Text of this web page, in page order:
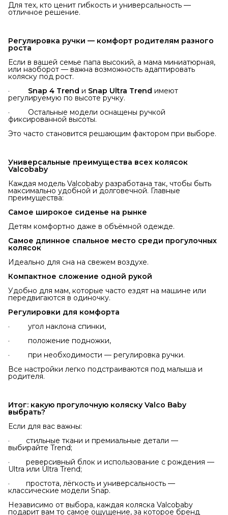
Для тех, кто ценит гибкость и универсальность —
отличное решение.
Регулировка ручки — комфорт родителям разного
роста
Если в вашей семье папа высокий, а мама миниатюрная,
или наоборот — важна возможность адаптировать
коляску под рост.
· Snap 4 Trend и Snap Ultra Trend имеют
регулируемую по высоте ручку.
· Остальные модели оснащены ручкой
фиксированной высоты.
Это часто становится решающим фактором при выборе.
Универсальные преимущества всех колясок
Valcobaby
Каждая модель Valcobaby разработана так, чтобы быть
максимально удобной и долговечной. Главные
преимущества:
Самое широкое сиденье на рынке
Детям комфортно даже в объёмной одежде.
Самое длинное спальное место среди прогулочных
колясок
Идеально для сна на свежем воздухе.
Компактное сложение одной рукой
Удобно для мам, которые часто ездят на машине или
передвигаются в одиночку.
Регулировки для комфорта
· угол наклона спинки,
· положение подножки,
· при необходимости — регулировка ручки.
Все настройки легко подстраиваются под малыша и
родителя.
Итог: какую прогулочную коляску Valco Baby
выбрать?
Если для вас важны:
· стильные ткани и премиальные детали —
выбирайте Trend;
· реверсивный блок и использование с рождения —
Ultra или Ultra Trend;
· простота, лёгкость и универсальность —
классические модели Snap.
Независимо от выбора, каждая коляска Valcobaby
подарит вам то самое ощущение, за которое бренд